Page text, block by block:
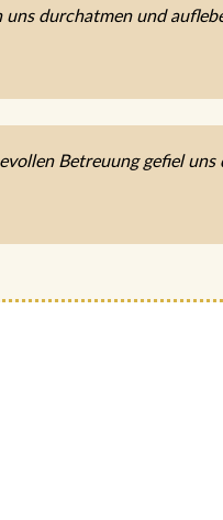
durchatmen und
Betreuung gefiel uns